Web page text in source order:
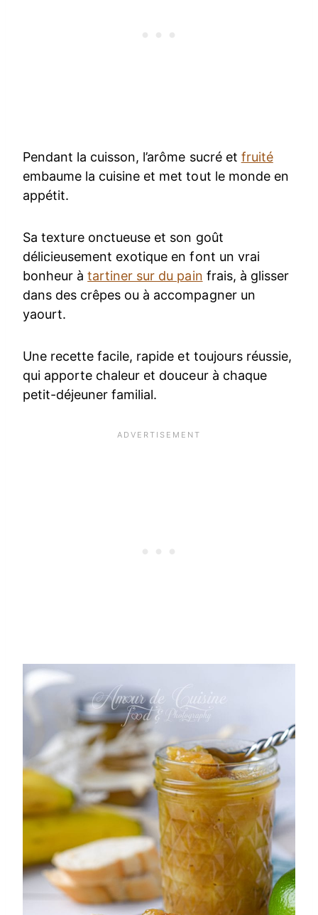
Pendant la cuisson, l’arôme sucré et fruité
embaume la cuisine et met tout le monde en
appétit.
Sa texture onctueuse et son goût
délicieusement exotique en font un vrai
bonheur àtartiner sur du pain frais, à glisser
dans des crêpes ou à accompagner un
yaourt.
Une recette facile, rapide et toujours réussie,
qui apporte chaleur et douceur à chaque
petit-déjeuner familial.